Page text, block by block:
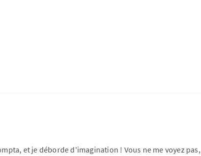
et je déborde d'imagination ! Vous ne me voyez pas,